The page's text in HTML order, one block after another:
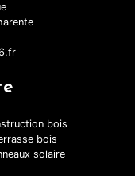
bois
bois
solaire